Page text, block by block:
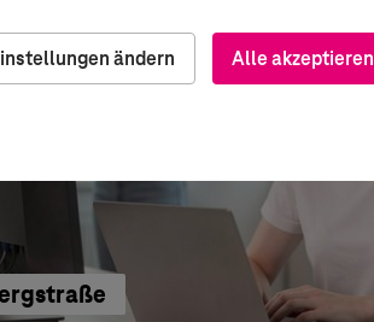
Alle akzeptieren
ändern